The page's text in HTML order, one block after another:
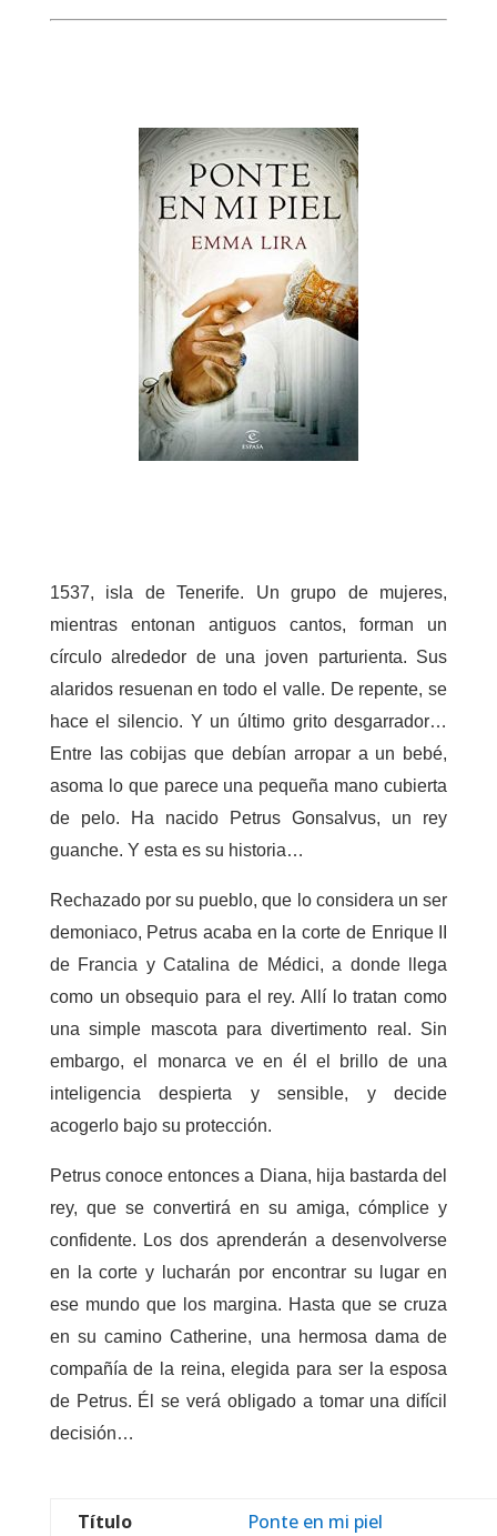
1537, isla de Tenerife. Un grupo de mujeres,
mientras entonan antiguos cantos, forman un
círculo alrededor de una joven parturienta. Sus
alaridos resuenan en todo el valle. De repente, se
hace el silencio. Y un último grito desgarrador…
Entre las cobijas que debían arropar a un bebé,
asoma lo que parece una pequeña mano cubierta
de pelo. Ha nacido Petrus Gonsalvus, un rey
guanche. Y esta es su historia…
Rechazado por su pueblo, que lo considera un ser
demoniaco, Petrus acaba en la corte de Enrique II
de Francia y Catalina de Médici, a donde llega
como un obsequio para el rey. Allí lo tratan como
una simple mascota para divertimento real. Sin
embargo, el monarca ve en él el brillo de una
inteligencia despierta
y sensible, y decide
acogerlo bajo su protección.
Petrus conoce entonces a Diana, hija bastarda del
rey, que se convertirá en su amiga, cómplice y
confidente. Los dos aprenderán a desenvolverse
en la corte y lucharán por encontrar su lugar en
ese mundo que los margina. Hasta que se cruza
en su camino Catherine, una hermosa dama de
compañía de la reina, elegida para ser la esposa
de Petrus. Él se verá obligado a tomar una difícil
decisión…
Título Ponte en mi piel